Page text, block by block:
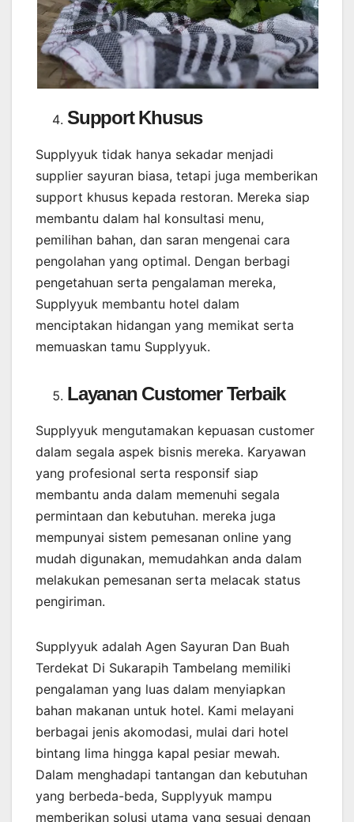
Support Khusus
Supplyyuk tidak hanya sekadar menjadi
supplier sayuran biasa, tetapi juga memberikan
support khusus kepada restoran. Mereka siap
membantu dalam hal konsultasi menu,
pemilihan bahan, dan saran mengenai cara
pengolahan yang optimal. Dengan berbagi
pengetahuan serta pengalaman mereka,
Supplyyuk membantu hotel dalam
menciptakan hidangan yang memikat serta
memuaskan tamu Supplyyuk.
Layanan Customer Terbaik
Supplyyuk mengutamakan kepuasan customer
dalam segala aspek bisnis mereka. Karyawan
yang profesional serta responsif siap
membantu anda dalam memenuhi segala
permintaan dan kebutuhan. mereka juga
mempunyai sistem pemesanan online yang
mudah digunakan, memudahkan anda dalam
melakukan pemesanan serta melacak status
pengiriman.
Supplyyuk adalah Agen Sayuran Dan Buah
Terdekat Di Sukarapih Tambelang memiliki
pengalaman yang luas dalam menyiapkan
bahan makanan untuk hotel. Kami melayani
berbagai jenis akomodasi, mulai dari hotel
bintang lima hingga kapal pesiar mewah.
Dalam menghadapi tantangan dan kebutuhan
yang berbeda-beda, Supplyyuk mampu
memberikan solusi utama yang sesuai dengan